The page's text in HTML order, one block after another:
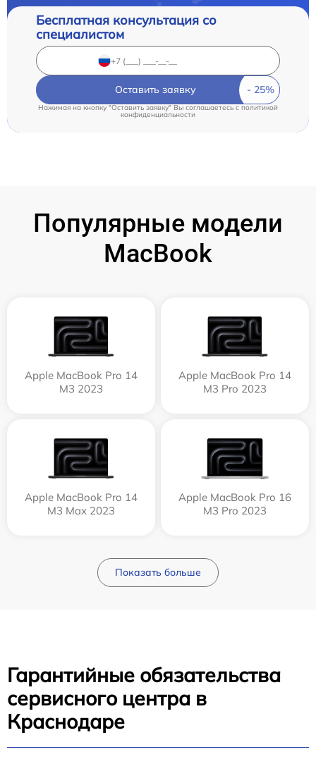
Бесплатная консультация со
специалистом
Оставить заявку
Нажимая на кнопку "Оставить заявку" Вы соглашаетесь c политикой
конфиденциальности
Популярные модели
MacBook
Apple MacBook Pro 14
M3 2023
Apple MacBook Pro 14
M3 Pro 2023
Apple MacBook Pro 14
M3 Max 2023
Apple MacBook Pro 16
M3 Pro 2023
Показать больше
Гарантийные обязательства
сервисного центра в
Краснодаре